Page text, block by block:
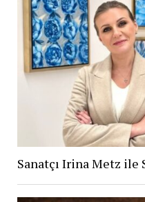
Sanatçı Irina Metz ile